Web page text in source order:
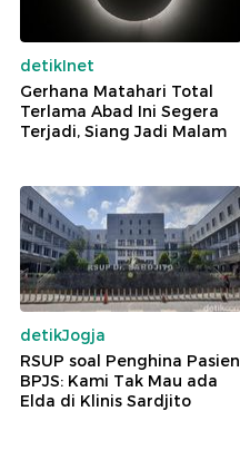
detikInet
Gerhana Matahari Total
Terlama Abad Ini Segera
Terjadi, Siang Jadi Malam
detikJogja
RSUP soal Penghina Pasien
BPJS: Kami Tak Mau ada
Elda di Klinis Sardjito